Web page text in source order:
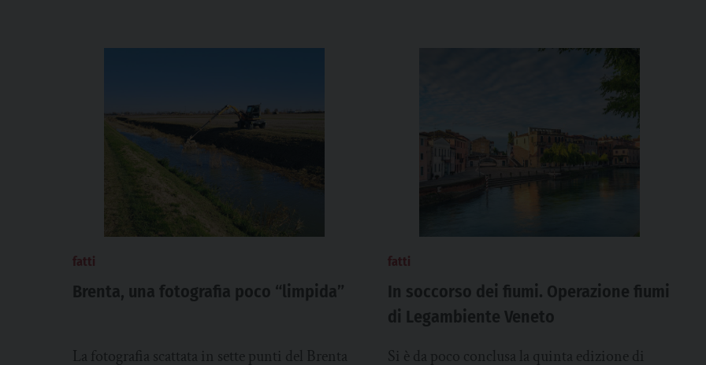
fatti
Brenta, una fotografia poco “limpida”
La fotografia scattata in sette punti del Brenta
fatti
In soccorso dei fiumi. Operazione fiumi
di Legambiente Veneto
Si è da poco conclusa la quinta edizione di